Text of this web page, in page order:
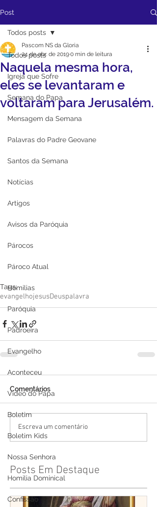
Post
Todos posts
Igreja que Sofre
Semana do Papa
Mensagem da Semana
Palavras do Padre Geovane
Santos da Semana
Notícias
Artigos
Avisos da Paróquia
Párocos
Pároco Atual
Homilias
Paróquia
Padroeira
Evangelho
Aconteceu
Video do Papa
Boletim
Boletim Kids
Nossa Senhora
Homilia Dominical
Confissão
Todos posts
Naquela mesma hora,
eles se levantaram e
voltaram para Jerusalém.
Pascom NS da Gloria
24 de abr. de 20190 min de leitura
Tags:
evangelhojesusDeuspalavra
Comentários
Escreva um comentário
Posts Em Destaque